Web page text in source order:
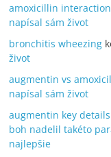
amoxicillin
napísal sám život
bronchitis wheezing
život
augmentin vs
napísal sám život
augmentin key details
boh nadelil takéto
najlepšie